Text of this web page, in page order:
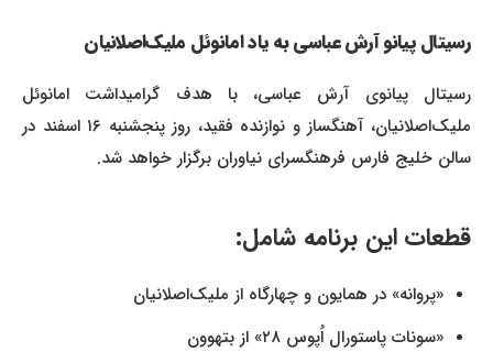
رسیتال پیانو آرش عباسی به یاد امانوئل ملیک‌اصلانیان
رسیتال پیانوی آرش عباسی، با هدف گرامیداشت امانوئل
ملیک‌اصلانیان، آهنگساز و نوازنده فقید، روز پنجشنبه ۱۶ اسفند در
سالن خلیج فارس فرهنگسرای نیاوران برگزار خواهد شد.
قطعات این برنامه شامل:
«پروانه» در همایون و چهارگاه از ملیک‌اصلانیان
«سونات پاستورال اُپوس ۲۸» از بتهوون